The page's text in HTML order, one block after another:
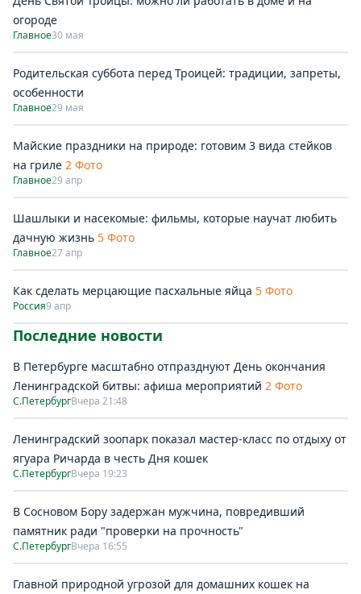
огороде
Главное30 мая
Родительская суббота перед Троицей: традиции, запреты,
особенности
Главное29 мая
Майские праздники на природе: готовим 3 вида стейков
на гриле 2 Фото
Главное29 апр
Шашлыки и насекомые: фильмы, которые научат любить
дачную жизнь 5 Фото
Главное27 апр
Как сделать мерцающие пасхальные яйца 5 Фото
Россия9 апр
Последние новости
В Петербурге масштабно отпразднуют День окончания
Ленинградской битвы: афиша мероприятий 2 Фото
С.ПетербургВчера 21:48
Ленинградский зоопарк показал мастер-класс по отдыху от
ягуара Ричарда в честь Дня кошек
С.ПетербургВчера 19:23
В Сосновом Бору задержан мужчина, повредивший
памятник ради "проверки на прочность"
С.ПетербургВчера 16:55
Главной природной угрозой для домашних кошек на